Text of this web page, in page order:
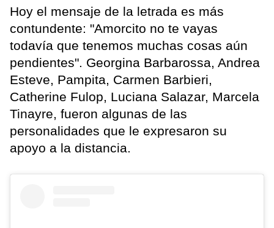
Hoy el mensaje de la letrada es más
contundente: "Amorcito no te vayas
todavía que tenemos muchas cosas aún
pendientes". Georgina Barbarossa, Andrea
Esteve, Pampita, Carmen Barbieri,
Catherine Fulop, Luciana Salazar, Marcela
Tinayre, fueron algunas de las
personalidades que le expresaron su
apoyo a la distancia.